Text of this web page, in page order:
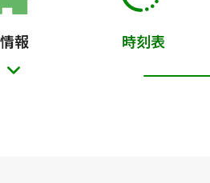
報 時刻表